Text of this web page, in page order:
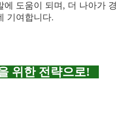
에 도움이 되며, 더 나아가 경
기여합니다.
위한 전략으로!